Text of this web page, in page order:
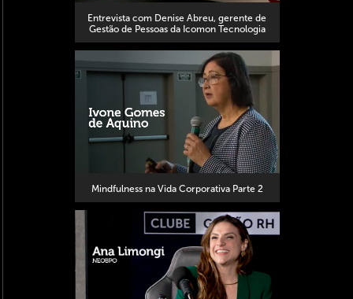
Entrevista com Denise Abreu, gerente de
Gestão de Pessoas da Icomon Tecnologia
Mindfulness na Vida Corporativa Parte 2